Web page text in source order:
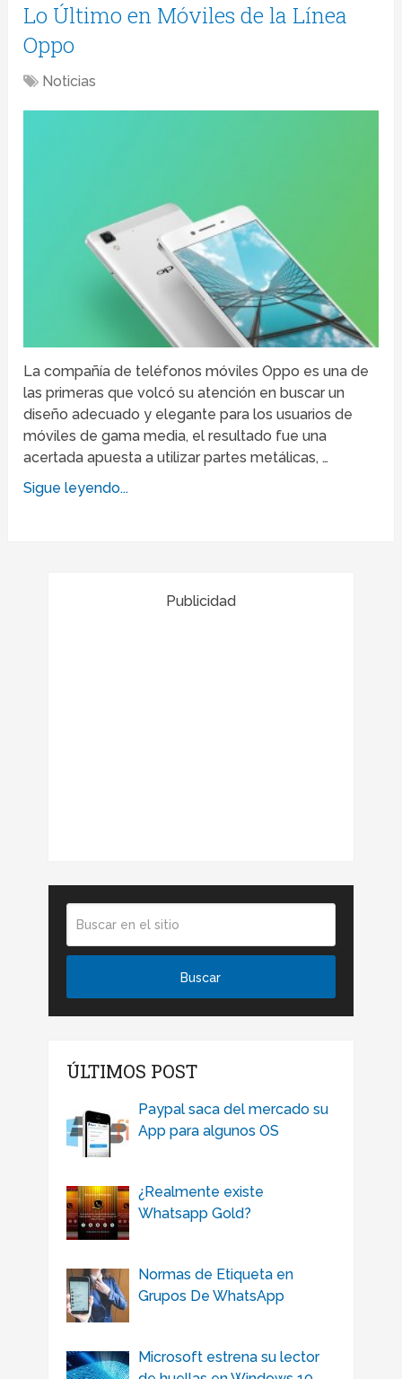
Lo Último en Móviles de la Línea
Oppo
Noticias
La compañía de teléfonos móviles Oppo es una de
las primeras que volcó su atención en buscar un
diseño adecuado y elegante para los usuarios de
móviles de gama media, el resultado fue una
acertada apuesta a utilizar partes metálicas, …
Sigue leyendo...
Publicidad
ÚLTIMOS POST
Paypal saca del mercado su
App para algunos OS
¿Realmente existe
Whatsapp Gold?
Normas de Etiqueta en
Grupos De WhatsApp
Microsoft estrena su lector